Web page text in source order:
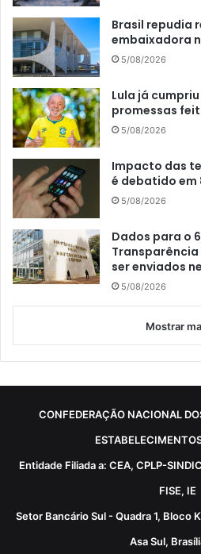
Brasil repudia
embaixadora
5/08/2026
Lula já
promessas
5/08/2026
Impacto das
é debatido em
5/08/2026
Dados para o
ser enviados
5/08/2026
Mostrar
CONFEDERAÇÃO NACIONAL
Entidade Filiada a: CEA, CPLP-
FISE, IE
Setor Bancário Sul - Quadra 1, Bloco
Asa Sul,